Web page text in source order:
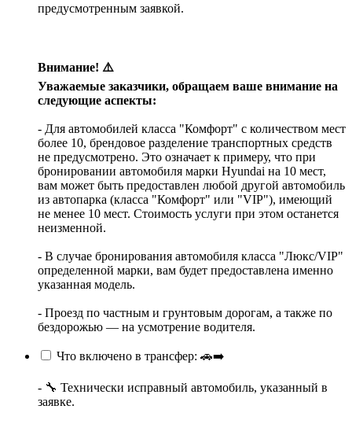
предусмотренным заявкой.
Внимание! ⚠️
Уважаемые заказчики, обращаем ваше внимание на
следующие аспекты:
- Для автомобилей класса "Комфорт" с количеством мест
более 10, брендовое разделение транспортных средств
не предусмотрено. Это означает к примеру, что при
бронировании автомобиля марки Hyundai на 10 мест,
вам может быть предоставлен любой другой автомобиль
из автопарка (класса "Комфорт" или "VIP"), имеющий
не менее 10 мест. Стоимость услуги при этом останется
неизменной.
- В случае бронирования автомобиля класса "Люкс/VIP"
определенной марки, вам будет предоставлена именно
указанная модель.
- Проезд по частным и грунтовым дорогам, а также по
бездорожью — на усмотрение водителя.
Что включено в трансфер: 🚗➡️
- 🔧 Технически исправный автомобиль, указанный в
заявке.